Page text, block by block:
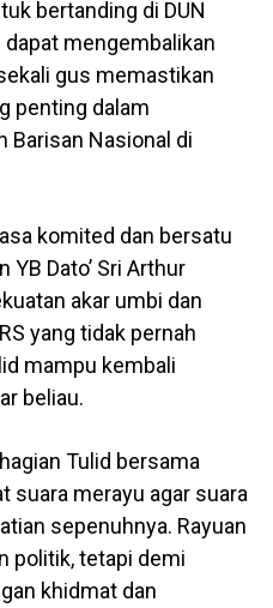
bertanding di DUN
dapat mengembalikan
gus memastikan
penting dalam
Barisan Nasional di
komited dan bersatu
Dato’ Sri Arthur
akar umbi dan
yang tidak pernah
mampu kembali
beliau.
Tulid bersama
suara merayu agar suara
sepenuhnya. Rayuan
politik, tetapi demi
khidmat dan